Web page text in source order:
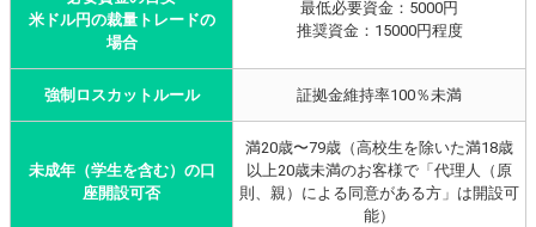
米ドル円の裁量トレードの
場合
最低必要資金：5000円
推奨資金：15000円程度
強制ロスカットルール 証拠金維持率100％未満
未成年（学生を含む）の口
座開設可否
満20歳〜79歳（高校生を除いた満18歳
以上20歳未満のお客様で「代理人（原
則、親）による同意がある方」は開設可
能）